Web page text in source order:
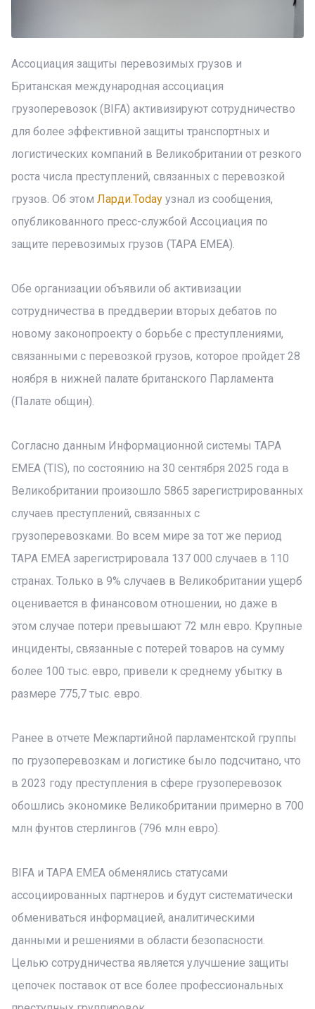
Ассоциация защиты перевозимых грузов и
Британская международная ассоциация
грузоперевозок (BIFA) активизируют сотрудничество
для более эффективной защиты транспортных и
логистических компаний в Великобритании от резкого
роста числа преступлений, связанных с перевозкой
грузов. Об этом Ларди.Today узнал из сообщения,
опубликованного пресс-службой Ассоциация по
защите перевозимых грузов (TAPA EMEA).
Обе организации объявили об активизации
сотрудничества в преддверии вторых дебатов по
новому законопроекту о борьбе с преступлениями,
связанными с перевозкой грузов, которое пройдет 28
ноября в нижней палате британского Парламента
(Палате общин).
Согласно данным Информационной системы TAPA
EMEA (TIS), по состоянию на 30 сентября 2025 года в
Великобритании произошло 5865 зарегистрированных
случаев преступлений, связанных с
грузоперевозками. Во всем мире за тот же период
TAPA EMEA зарегистрировала 137 000 случаев в 110
странах. Только в 9% случаев в Великобритании ущерб
оценивается в финансовом отношении, но даже в
этом случае потери превышают 72 млн евро. Крупные
инциденты, связанные с потерей товаров на сумму
более 100 тыс. евро, привели к среднему убытку в
размере 775,7 тыс. евро.
Ранее в отчете Межпартийной парламентской группы
по грузоперевозкам и логистике было подсчитано, что
в 2023 году преступления в сфере грузоперевозок
обошлись экономике Великобритании примерно в 700
млн фунтов стерлингов (796 млн евро).
BIFA и TAPA EMEA обменялись статусами
ассоциированных партнеров и будут систематически
обмениваться информацией, аналитическими
данными и решениями в области безопасности.
Целью сотрудничества является улучшение защиты
цепочек поставок от все более профессиональных